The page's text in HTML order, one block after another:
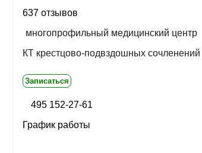
637 отзывов
многопрофильный медицинский центр
КТ крестцово-подвздошных сочленений
Записаться
495 152-27-61
График работы